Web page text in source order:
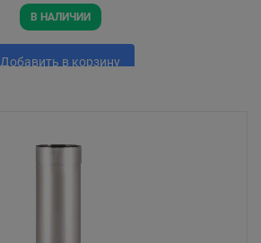
В НАЛИЧИИ
Добавить в корзину